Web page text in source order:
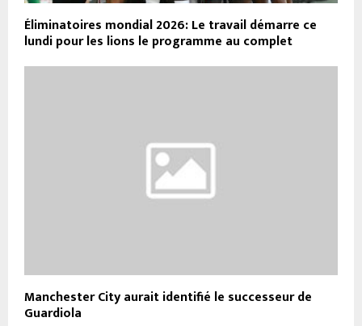
Éliminatoires mondial 2026: Le travail démarre ce
lundi pour les lions le programme au complet
Manchester City aurait identifié le successeur de
Guardiola